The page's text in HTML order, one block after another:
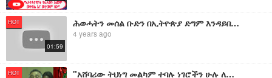
HOT
01:59
ሕወሓትን መሰል ቡድን በኢትዮጵያ ድግም እንዳይበቅል መስራት ይገባል - ሙሐዘ ጥበባት ዲያቆን ዳንኤል ክብረት
4 years ago
HOT "አሸባሪው ትህነግ መልካም ተባሉ ነገሮችን ሁሉ ለማጥፋት የተነሳ ኀይል ነው።" ሙሐዘ ጥበባት ዲያቆን ዳንኤል ክብረት